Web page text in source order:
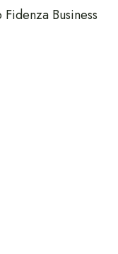
Business